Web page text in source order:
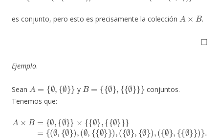
es conjunto, pero esto es precisamente la colección
A
.
◻
Ejemplo.
Sean
A ∅,{ ∅}}
y
B= ∅},{ ∅}}}
conjuntos.
Tenemos que:
A ×B ={ {∅ }}×{{ ∅ ,{{∅ }}={ (∅
{∅}),({ ∅},{{ ∅